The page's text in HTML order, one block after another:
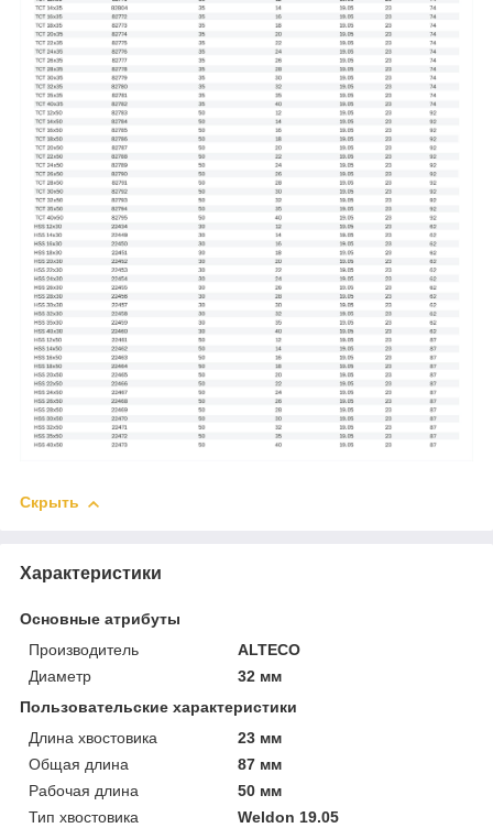
Скрыть
Характеристики
Основные атрибуты
Производитель
ALTECO
Диаметр
32 мм
Пользовательские характеристики
Длина хвостовика
23 мм
Общая длина
87 мм
Рабочая длина
50 мм
Тип хвостовика
Weldon 19.05